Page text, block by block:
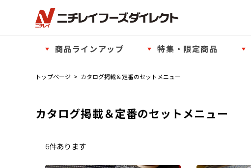
商品ラインアップ 特集・限定商品
トップページ > カタログ掲載＆定番のセットメニュー
カタログ掲載＆定番のセットメニュー
6件あります